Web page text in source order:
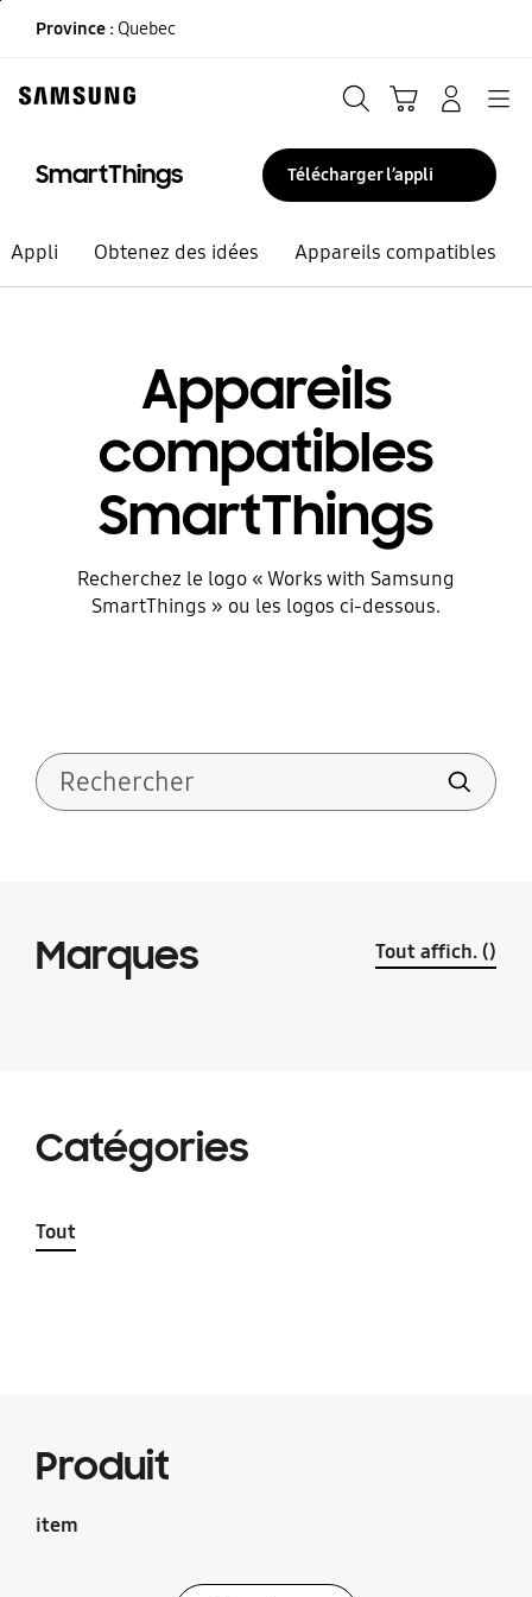
Province : Quebec
SmartThings
Appli Obtenez des idées Appareils compatibles
Télécharger l’appli
Appareils
compatibles
SmartThings
Recherchez le logo « Works with Samsung
SmartThings » ou les logos ci-dessous.
Rechercher
Marques Tout affich.()
Catégories
Tout
Produit
item